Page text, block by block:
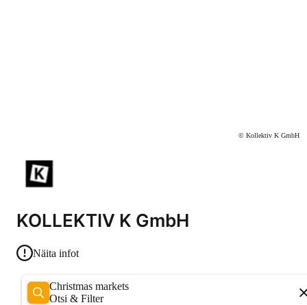
© Kollektiv K GmbH
KOLLEKTIV K GmbH
Näita infot
Christmas markets
Otsi & Filter